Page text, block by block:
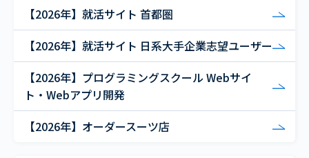
【2026年】就活サイト 首都圏
【2026年】就活サイト 日系大手企業志望ユーザー
【2026年】プログラミングスクール Webサイ
ト・Webアプリ開発
【2026年】オーダースーツ店